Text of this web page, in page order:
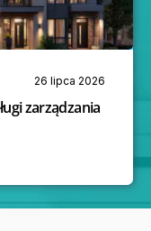
26 lipca 2026
zarządzania